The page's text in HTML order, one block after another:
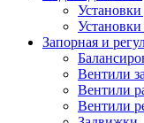
Запорная и
Вентили
Вентили
Вентили